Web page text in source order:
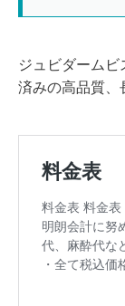
ジュビダーム
済みの高品質、